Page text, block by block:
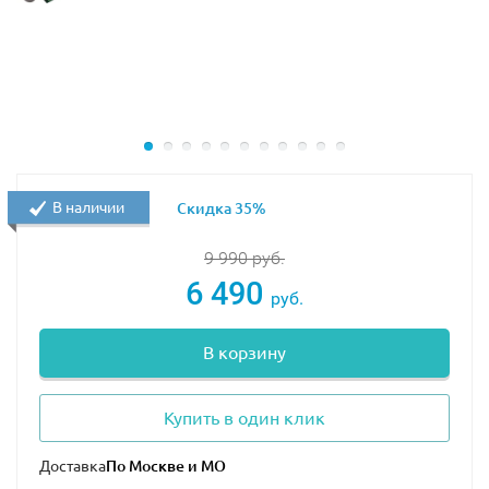
9 990руб.
6 490 руб.
В корзину
Купить в один клик
Доставка
В наличии Скидка 35%